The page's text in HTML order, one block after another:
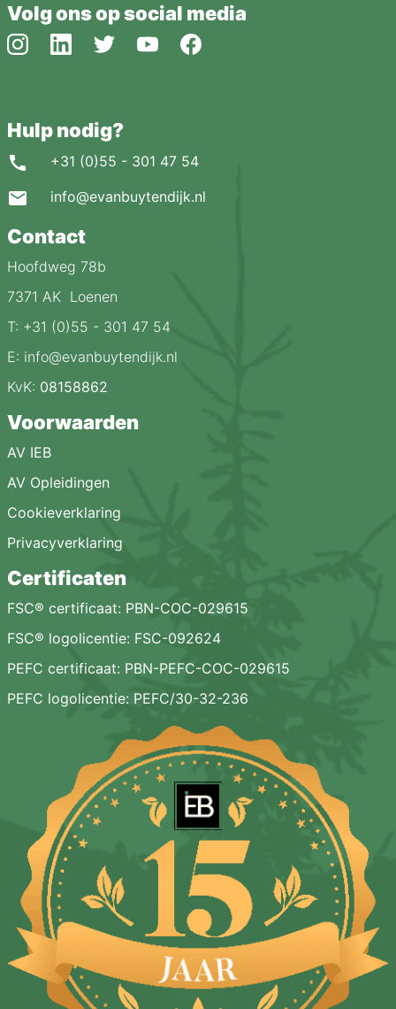
Volg ons op social media
Hulp nodig?
+31 (0)55 - 301 47 54
info@evanbuytendijk.nl
Contact
Hoofdweg 78b
7371 AK Loenen
T: +31 (0)55 - 301 47 54
E: info@evanbuytendijk.nl
KvK: 08158862
Voorwaarden
AV IEB
AV Opleidingen
Cookieverklaring
Privacyverklaring
Certificaten
FSC® certificaat: PBN-COC-029615
FSC® logolicentie: FSC-092624
PEFC certificaat: PBN-PEFC-COC-029615
PEFC logolicentie: PEFC/30-32-236